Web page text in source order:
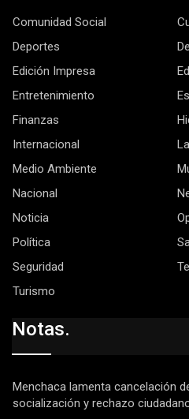
Comunidad Social
Deportes
Edición Impresa
Entretenimiento
Finanzas
Internacional
Medio Ambiente
Nacional
Noticia
Política
Seguridad
Turismo
Notas.
Menchaca lamenta cancelación
socialización y rechazo